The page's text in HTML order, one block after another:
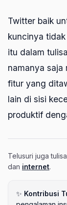
Twitter baik
kuncinya
itu dalam
namanya
fitur yang
lain di sisi
produktif
Telusuri juga
dan internet.
✨ Kontribusi